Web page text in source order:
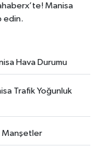
Manisa
edin.
Hava Durumu
Trafik Yoğunluk
Manşetler